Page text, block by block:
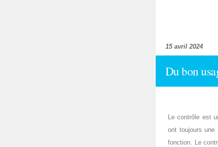
15 avril 2024
Du bon
Le contrôle est
ont toujours une
fonction. Le